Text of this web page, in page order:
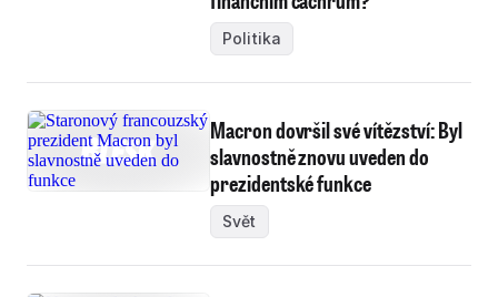
Politika
Macron dovršil své vítězství: Byl
slavnostně znovu uveden do
prezidentské funkce
Svět